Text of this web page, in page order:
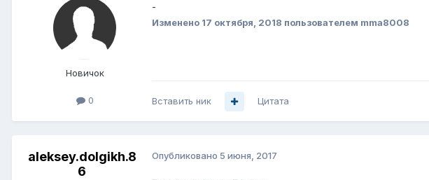
Новичок
0
-
Изменено 17 октября, 2018 пользователем mma8008
Вставить ник Цитата
aleksey.dolgikh.8
6
Опубликовано 5 июня, 2017